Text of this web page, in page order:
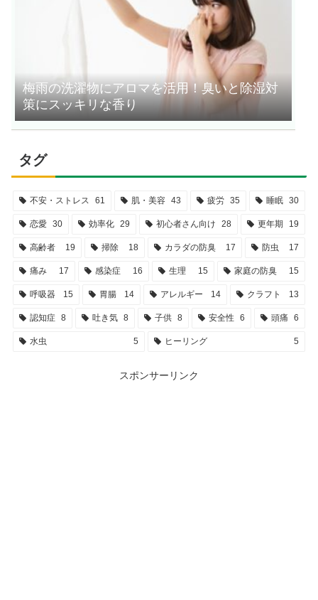
梅雨の洗濯物にアロマを活用！臭いと除湿対
策にスッキリな香り
タグ
不安・ストレス 61 肌・美容 43 疲労 35 睡眠 30
恋愛 30 効率化 29 初心者さん向け 28 更年期 19
高齢者 19 掃除 18 カラダの防臭 17 防虫 17
痛み 17 感染症 16 生理 15 家庭の防臭 15
呼吸器 15 胃腸 14 アレルギー 14 クラフト 13
認知症 8 吐き気 8 子供 8 安全性 6 頭痛 6
水虫 5 ヒーリング 5
スポンサーリンク